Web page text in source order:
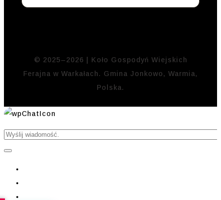
© 2025–2026 | Koło Gospodyń Wiejskich
Ferajna w Warkałach. Gmina Jonkowo, Warmia,
Polska.